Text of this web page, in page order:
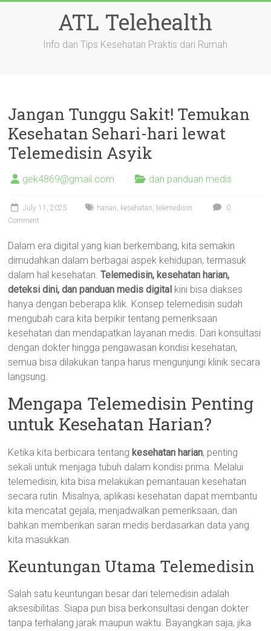
ATL Telehealth
Info dan Tips Kesehatan Praktis dari Rumah
Jangan Tunggu Sakit! Temukan
Kesehatan Sehari-hari lewat
Telemedisin Asyik
gek4869@gmail.com dan panduan medis
July 11, 2025 harian, kesehatan,telemedisin
0
Comment
Dalam era digital yang kian berkembang, kita semakin
dimudahkan dalam berbagai aspek kehidupan, termasuk
dalam hal kesehatan.Telemedisin, kesehatan harian,
deteksi dini, dan panduan medis digital kini bisa diakses
hanya dengan beberapa klik. Konsep telemedisin sudah
mengubah cara kita berpikir tentang pemeriksaan
kesehatan dan mendapatkan layanan medis. Dari konsultasi
dengan dokter hingga pengawasan kondisi kesehatan,
semua bisa dilakukan tanpa harus mengunjungi klinik secara
langsung.
Mengapa Telemedisin Penting
untuk Kesehatan Harian?
Ketika kita berbicara tentang kesehatan harian, penting
sekali untuk menjaga tubuh dalam kondisi prima. Melalui
telemedisin, kita bisa melakukan pemantauan kesehatan
secara rutin. Misalnya, aplikasi kesehatan dapat membantu
kita mencatat gejala, menjadwalkan pemeriksaan, dan
bahkan memberikan saran medis berdasarkan data yang
kita masukkan.
Keuntungan Utama Telemedisin
Salah satu keuntungan besar dari telemedisin adalah
aksesibilitas. Siapa pun bisa berkonsultasi dengan dokter
tanpa terhalang jarak maupun waktu. Bayangkan saja, jika